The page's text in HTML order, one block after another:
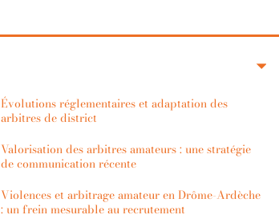
Évolutions réglementaires et adaptation des
arbitres de district
Valorisation des arbitres amateurs : une stratégie
de communication récente
Violences et arbitrage amateur en Drôme-Ardèche
: un frein mesurable au recrutement